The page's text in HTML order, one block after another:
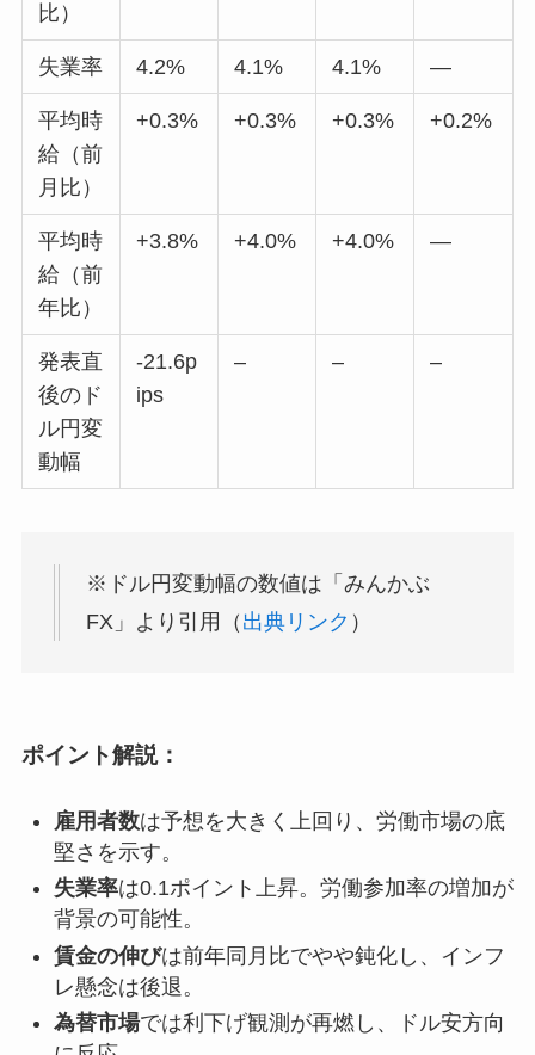
比）
失業率 4.2% 4.1% 4.1% —
平均時
給（前
月比）
+0.3% +0.3% +0.3% +0.2%
平均時
給（前
年比）
+3.8% +4.0% +4.0% —
発表直
後のド
ル円変
動幅
-21.6p
ips
– – –
※ドル円変動幅の数値は「みんかぶ
FX」より引用（ 出典リンク ）
ポイント解説：
雇用者数は予想を大きく上回り、労働市場の底
堅さを示す。
失業率は0.1ポイント上昇。労働参加率の増加が
背景の可能性。
賃金の伸びは前年同月比でやや鈍化し、インフ
レ懸念は後退。
為替市場では利下げ観測が再燃し、ドル安方向